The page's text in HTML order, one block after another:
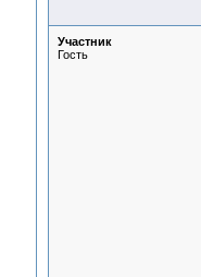
Участник
Гость